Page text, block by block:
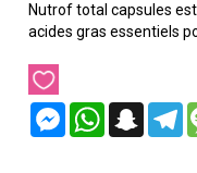
Nutrof total capsules
acides gras essentiels
MessengerWhatsApp